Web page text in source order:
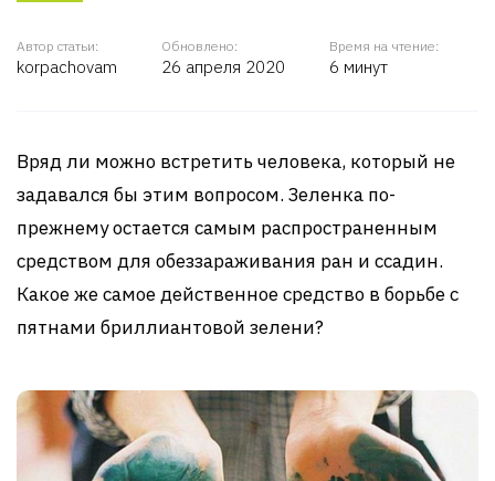
Автор статьи:
korpachovam
Обновлено:
26 апреля 2020
Время на чтение:
6 минут
Вряд ли можно встретить человека, который не
задавался бы этим вопросом. Зеленка по-
прежнему остается самым распространенным
средством для обеззараживания ран и ссадин.
Какое же самое действенное средство в борьбе с
пятнами бриллиантовой зелени?